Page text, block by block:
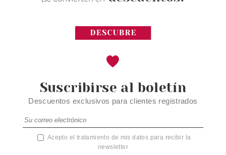
Suscribirse al boletín
Descuentos exclusivos para clientes registrados
Acepto el tratamiento de mis datos para recibir la
newsletter